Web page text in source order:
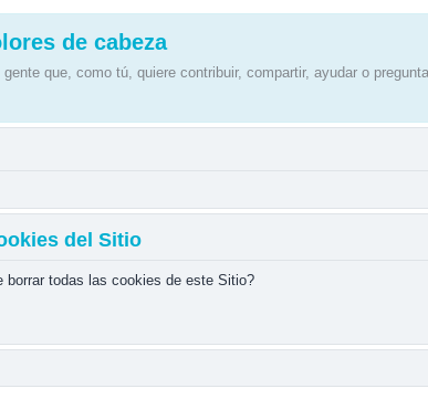
de cabeza
que, como tú, quiere contribuir, compartir, ayudar o
del Sitio
borrar todas las cookies de este Sitio?